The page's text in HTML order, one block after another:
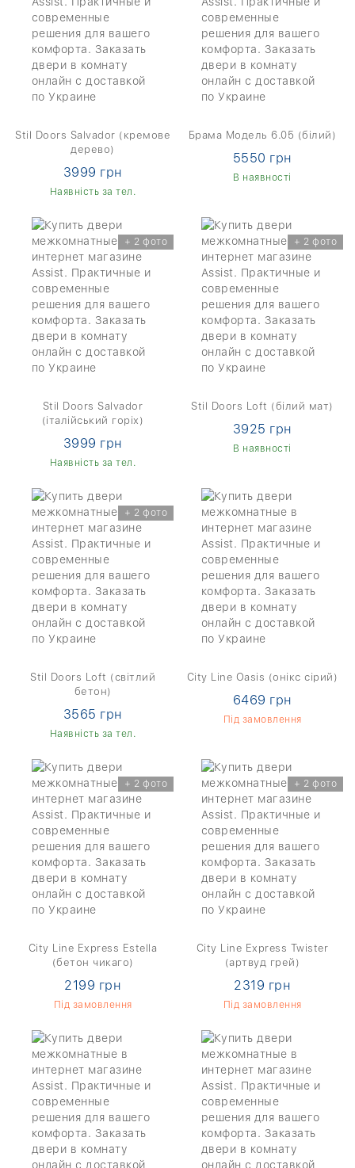
Stil Doors Salvador (кремове
дерево)
3999 грн
Наявність за тел.
Брама Модель 6.05 (білий)
5550 грн
В наявності
+ 2 фото
Stil Doors Salvador
(італійський горіх)
3999 грн
Наявність за тел.
+ 2 фото
Stil Doors Loft (білий мат)
3925 грн
В наявності
+ 2 фото
Stil Doors Loft (світлий
бетон)
3565 грн
Наявність за тел.
City Line Oasis (онікс сірий)
6469 грн
Під замовлення
+ 2 фото
City Line Express Estella
(бетон чикаго)
2199 грн
Під замовлення
+ 2 фото
City Line Express Twister
(артвуд грей)
2319 грн
Під замовлення